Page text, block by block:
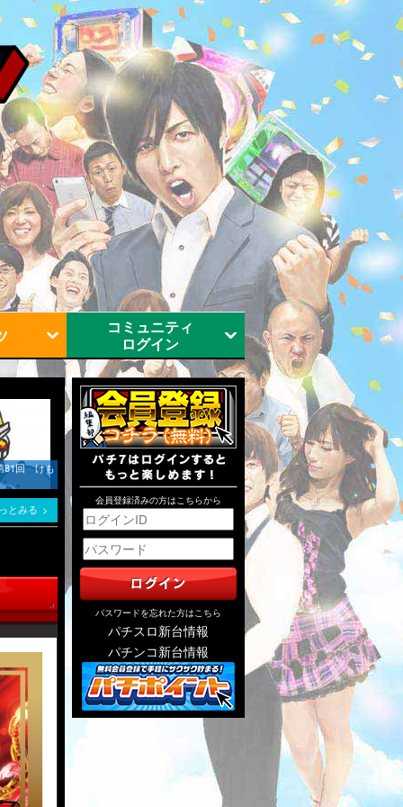
コミュニティ
ログイン
81回 けも
とみる
会員登録済みの方はこちらから
パスワードを忘れた方はこちら
パチスロ新台情報
パチンコ新台情報